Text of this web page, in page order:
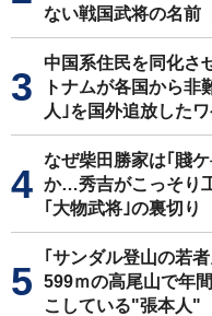
ない戦国武将の名前
中国系住民を同化さ
トナムが各国から非
人｣を国外追放した
なぜ柴田勝家は｢賤
か…秀吉がこっそり
｢大物武将｣の裏切り
｢サンダル登山の若
599ｍの高尾山で年
こしている"張本人"